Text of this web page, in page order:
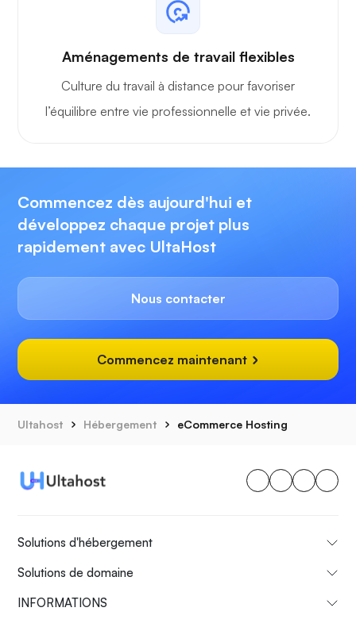
Aménagements de travail flexibles
Culture du travail à distance pour favoriser
l’équilibre entre vie professionnelle et vie privée.
Commencez dès aujourd'hui et
développez chaque projet plus
rapidement avec UltaHost
Nous contacter
Commencez maintenant
Ultahost Hébergement eCommerce Hosting
Solutions d'hébergement
Solutions de domaine
INFORMATIONS